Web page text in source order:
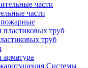
части
труб
Системы